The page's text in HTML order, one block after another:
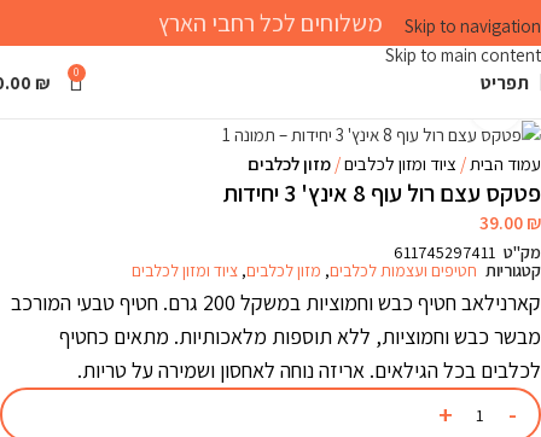
Skip to navigation
Skip to main content
משלוחים לכל רחבי הארץ
תפריט 0
₪
עמוד הבית ציוד ומזון לכלבים מזון לכלבים
פטקס עצם רול עוף 8 אינץ' 3 יחידות
39.00₪
מק"ט 611745297411
קטגוריות חטיפים ועצמות לכלבים, מזון לכלבים, ציוד ומזון לכלבים
קארנילאב חטיף כבש וחמוציות במשקל 200 גרם. חטיף טבעי המורכב
מבשר כבש וחמוציות, ללא תוספות מלאכותיות. מתאים כחטיף
לכלבים בכל הגילאים. אריזה נוחה לאחסון ושמירה על טריות.